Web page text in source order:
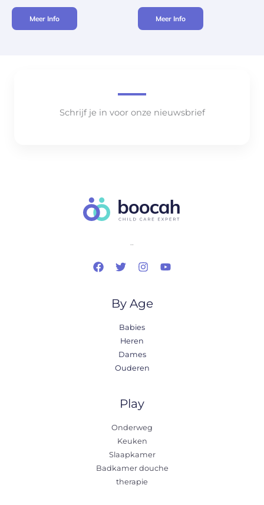
Meer Info Meer Info
Schrijf je in voor onze nieuwsbrief
..
By Age
Babies
Heren
Dames
Ouderen
Play
Onderweg
Keuken
Slaapkamer
Badkamer douche
therapie